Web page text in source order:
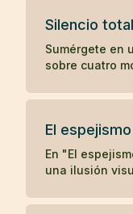
tormento.
Silencio total
Sumérgete en
sobre cuatro
apagada
El espejismo
En "El
una ilusión